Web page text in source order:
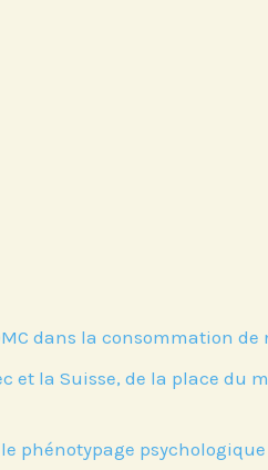
dans la consommation
et la Suisse, de la place du
phénotypage